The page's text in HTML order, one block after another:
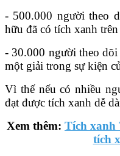
- 500.000 người theo
hữu đã có tích xanh
- 30.000 người theo
một giải trong sự kiện
Vì thế nếu có nhiều
đạt được tích xanh dễ
Xem thêm: Tích xanh
tích